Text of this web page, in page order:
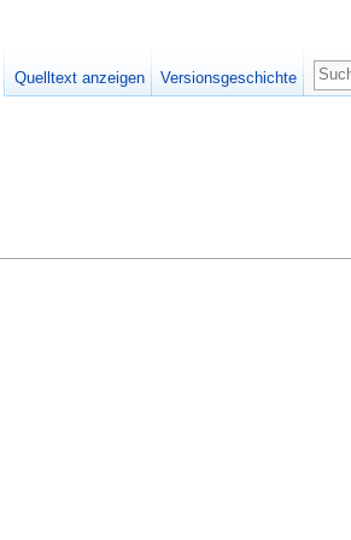
Quelltext anzeigen Versionsgeschichte